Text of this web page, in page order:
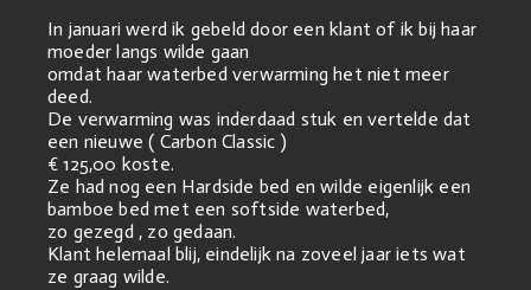
In januari werd ik gebeld door een klant of ik bij haar
moeder langs wilde gaan
omdat haar waterbed verwarming het niet meer
deed.
De verwarming was inderdaad stuk en vertelde dat
een nieuwe ( Carbon Classic )
€ 125,00 koste.
Ze had nog een Hardside bed en wilde eigenlijk een
bamboe bed met een softside waterbed,
zo gezegd , zo gedaan.
Klant helemaal blij, eindelijk na zoveel jaar iets wat
ze graag wilde.